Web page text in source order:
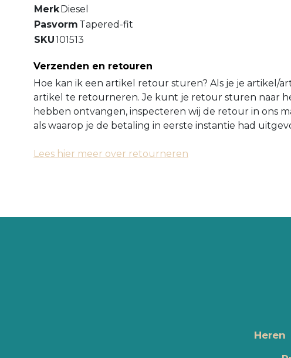
MerkDiesel
Pasvorm Tapered-fit
SKU101513
Verzenden en retouren
Hoe kan ik een artikel retour sturen? Als je je artikel/
artikel te retourneren. Je kunt je retour sturen naar
hebben ontvangen, inspecteren wij de retour in ons
als waarop je de betaling in eerste instantie had
Lees hier meer over retourneren
Heren